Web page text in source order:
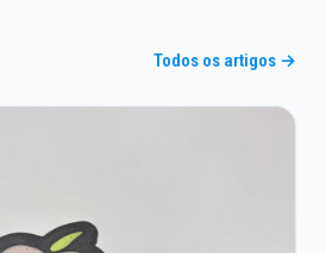
Todos os artigos →